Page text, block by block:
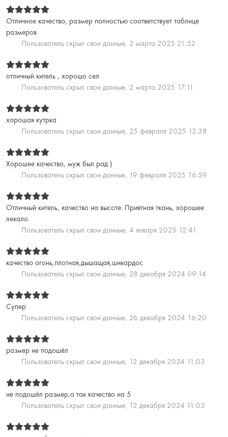
Отличное качество, размер полностью соответствует таблице
размеров
Пользователь скрыл свои данные, 2 марта 2025 21:52
отличный китель , хорошо сел
Пользователь скрыл свои данные, 2 марта 2025 17:11
хорошая кутрка
Пользователь скрыл свои данные, 25 февраля 2025 12:38
Хорошее качество, муж был рад )
Пользователь скрыл свои данные, 19 февраля 2025 16:59
Отличный китель, качество на высоте. Приятная ткань, хорошее
лекало.
Пользователь скрыл свои данные, 4 января 2025 12:41
качество огонь,плотная,дышащая,шикардос
Пользователь скрыл свои данные, 28 декабря 2024 09:14
Супер
Пользователь скрыл свои данные, 26 декабря 2024 16:20
размер не подошёл
Пользователь скрыл свои данные, 12 декабря 2024 11:03
не подошёл размер,а так качество на 5
Пользователь скрыл свои данные, 12 декабря 2024 11:03